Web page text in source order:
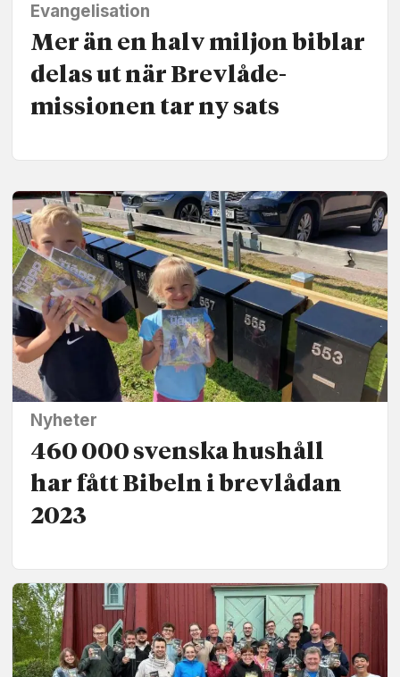
Evangelisation
Mer än en halv miljon biblar
delas ut när Brevlåde­
missionen tar ny sats
Nyheter
460 000 svenska hushåll
har fått Bibeln i brevlådan
2023